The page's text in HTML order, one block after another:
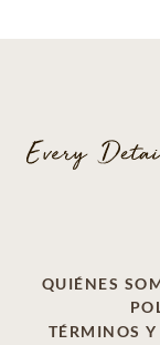
QUIÉNES
TÉRMINOS